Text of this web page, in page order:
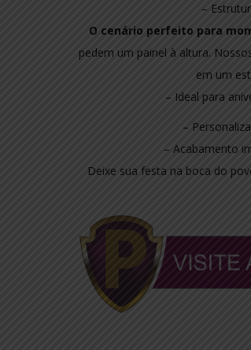
–
O cenário perfeito para
pedem um painel à altura.
em um
– Ideal para
–
– Acabamento
Deixe sua festa na boca do